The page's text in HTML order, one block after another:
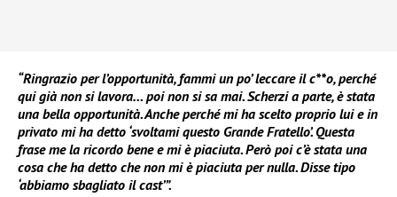
“Ringrazio per l’opportunità, fammi un po’ leccare il c**o, perché
qui già non si lavora… poi non si sa mai. Scherzi a parte, è stata
una bella opportunità. Anche perché mi ha scelto proprio lui e in
privato mi ha detto ‘svoltami questo Grande Fratello’. Questa
frase me la ricordo bene e mi è piaciuta. Però poi c’è stata una
cosa che ha detto che non mi è piaciuta per nulla. Disse tipo
‘abbiamo sbagliato il cast’”.